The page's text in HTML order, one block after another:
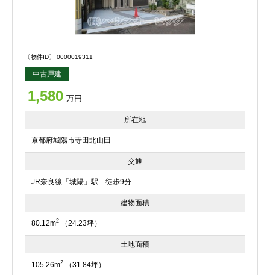
〔物件ID〕 0000019311
中古戸建
1,580 万円
所在地
京都府城陽市寺田北山田
交通
JR奈良線「城陽」駅 徒歩9分
建物面積
80.12m2 （24.23坪）
土地面積
105.26m2 （31.84坪）